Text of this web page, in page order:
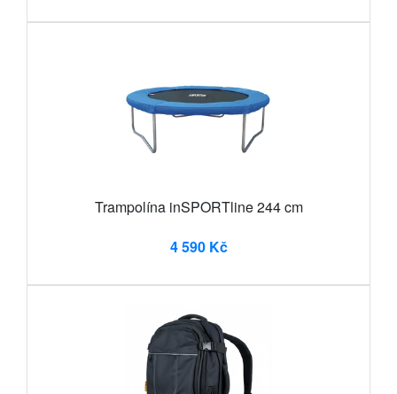
Trampolína inSPORTline 244 cm
4 590 Kč